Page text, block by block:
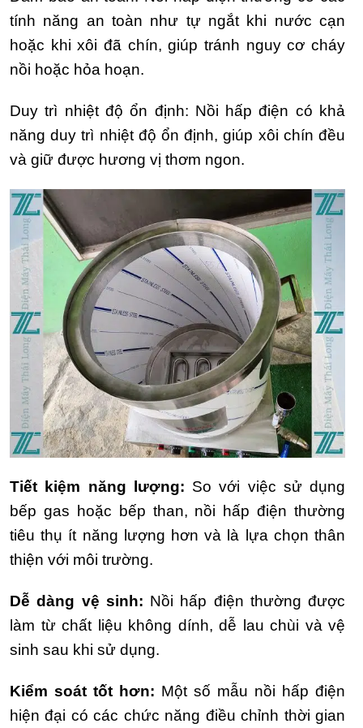
tính năng an toàn như tự ngắt khi nước cạn
hoặc khi xôi đã chín, giúp tránh nguy cơ cháy
nồi hoặc hỏa hoạn.
Duy trì nhiệt độ ổn định: Nồi hấp điện có khả
năng duy trì nhiệt độ ổn định, giúp xôi chín đều
và giữ được hương vị thơm ngon.
Tiết kiệm năng lượng: So với việc sử dụng
bếp gas hoặc bếp than, nồi hấp điện thường
tiêu thụ ít năng lượng hơn và là lựa chọn thân
thiện với môi trường.
Dễ dàng vệ sinh: Nồi hấp điện thường được
làm từ chất liệu không dính, dễ lau chùi và vệ
sinh sau khi sử dụng.
Kiểm soát tốt hơn: Một số mẫu nồi hấp điện
hiện đại có các chức năng điều chỉnh thời gian